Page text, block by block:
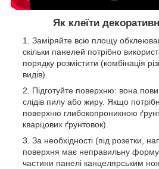
Як клеїти
Заміряйте всю площу
скільки панелей потрібно
порядку розмістити (комбінація
видів).
Підготуйте поверхню: вона
слідів пилу або жиру. Якщо
поверхню глибокопроникною
кварцових ґрунтовок).
За необхідності (під розетки,
поверхня має неправильну форму,
частини панелі канцелярським